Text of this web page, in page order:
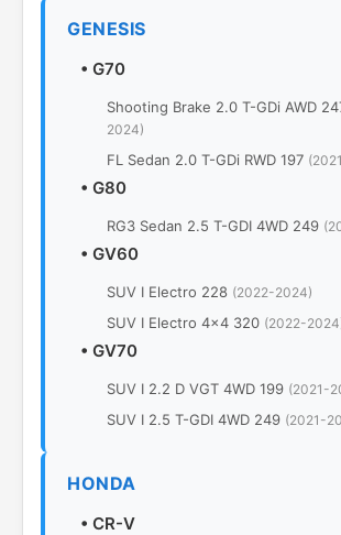
GENESIS
• G70
Shooting Brake 2.0 T-GDi AWD
2024)
FL Sedan 2.0 T-GDi RWD 197
• G80
RG3 Sedan 2.5 T-GDI 4WD 249
• GV60
SUV I Electro 228 (2022-2024)
SUV I Electro 4x4 320 (2022-
• GV70
SUV I 2.2 D VGT 4WD 199 (2021-
SUV I 2.5 T-GDI 4WD 249 (2021-
HONDA
• CR-V